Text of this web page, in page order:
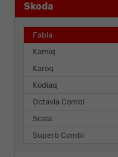
Skoda
Fabia
Kamiq
Karoq
Kodiaq
Octavia Combi
Scala
Superb Combi